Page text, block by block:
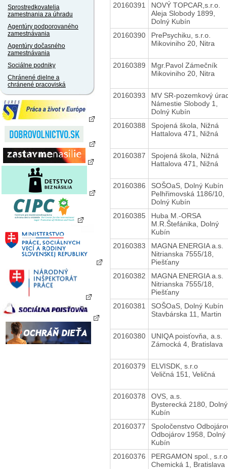
Sprostredkovatelia
zamestnania za úhradu
Agentúry podporovaného
zamestnávania
Agentúry dočasného
zamestnávania
Sociálne podniky
Chránené dielne a
chránené pracoviská
20160391
NOVÝ TOPCAR,s.r.o.
Aleja Slobody 1899,
Dolný Kubín
20160390
PrePsychiku, s.r.o.
Mikoviniho 20, Nitra
20160389
Mgr.Pavol Zámečník
Mikoviniho 20, Nitra
20160393
MV SR-pozemkový
Námestie Slobody 1,
Dolný Kubín
20160388
Spojená škola, Nižná
Hattalova 471, Nižná
20160387
Spojená škola, Nižná
Hattalova 471, Nižná
20160386
SOŠOaS, Dolný Kubín
Pelhřimovská 1186/10,
Dolný Kubín
20160385
Huba M.-ORSA
M.R.Štefánika, Dolný
Kubín
20160383
MAGNA ENERGIA a.s.
Nitrianska 7555/18,
Piešťany
20160382
MAGNA ENERGIA a.s.
Nitrianska 7555/18,
Piešťany
20160381
SOŠOaS, Dolný Kubín
Stavbárska 11, Martin
20160380
UNIQA poisťovňa, a.s.
Zámocká 4, Bratislava
20160379
ELVISDK, s.r.o
Veličná 151, Veličná
20160378
OVS, a.s.
Bysterecká 2180, Dolný
Kubín
20160377
Spoločenstvo
Odbojárov 1958, Dolný
Kubín
20160376
PERGAMON spol.,
Chemická 1, Bratislava